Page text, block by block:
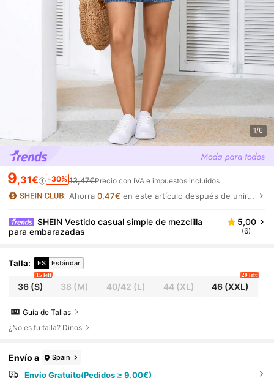
1/6
9,31€ -30% 13,47€Precio con IVA e impuestos incluidos
Ahorra0,47€ en este artículo después de unirte.
SHEIN Vestido casual simple de mezclilla
para embarazadas
5,00
(6)
Talla: ES Estándar
36(S)
15 left
38 (M) 40/42 (L) 44(XL) 46 (XXL)
20 left
Guía de Tallas
¿No es tu talla? Dinos
Envío a Spain
Envío Gratuito(Pedidos ≥ 9,00€)